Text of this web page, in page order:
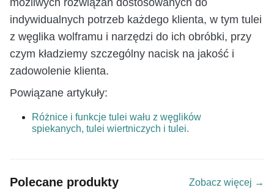
możliwych rozwiązań dostosowanych do
indywidualnych potrzeb każdego klienta, w tym tulei
z węglika wolframu i narzędzi do ich obróbki, przy
czym kładziemy szczególny nacisk na jakość i
zadowolenie klienta.
Powiązane artykuły:
Różnice i funkcje tulei wału z węglików
spiekanych, tulei wiertniczych i tulei.
Polecane produkty Zobacz więcej →